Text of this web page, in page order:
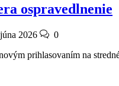
ospravedlnenie
2026
0
prihlasovaním na